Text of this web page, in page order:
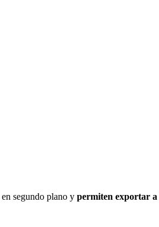
en segundo plano y permiten exportar a